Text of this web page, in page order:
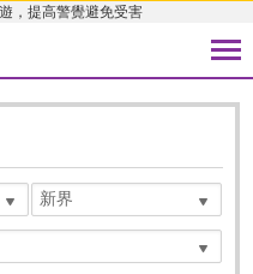
，提高警覺避免受害
新界